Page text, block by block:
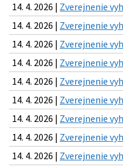
14. 4. 2026 | Zverejnenie
14. 4. 2026 | Zverejnenie
14. 4. 2026 | Zverejnenie
14. 4. 2026 | Zverejnenie
14. 4. 2026 | Zverejnenie
14. 4. 2026 | Zverejnenie
14. 4. 2026 | Zverejnenie
14. 4. 2026 | Zverejnenie
14. 4. 2026 | Zverejnenie